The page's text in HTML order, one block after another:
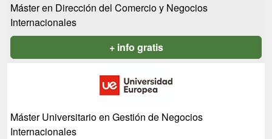
Máster en Dirección del Comercio y Negocios
Internacionales
+ info gratis
Máster Universitario en Gestión de Negocios
Internacionales